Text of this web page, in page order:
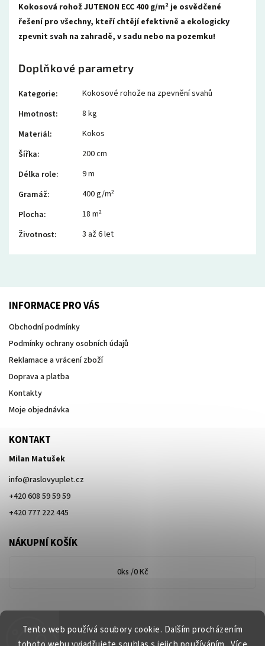
Tento web používá soubory cookie. Dalším procházením
Kokosová rohož JUTENON ECC 400 g/m² je osvědčené
řešení pro všechny, kteří chtějí efektivně a ekologicky
zpevnit svah na zahradě, v sadu nebo na pozemku!
Doplňkové parametry
Kategorie:
Kokosové rohože na zpevnění svahů
Hmotnost:
8 kg
Materiál:
Kokos
Šířka:
200 cm
Délka role:
9 m
Gramáž:
400 g/m²
Plocha:
18 m²
Životnost: 3 až 6 let
INFORMACE PRO VÁS
Obchodní podmínky
Podmínky ochrany osobních údajů
Reklamace a vrácení zboží
Doprava a platba
Kontakty
Moje objednávka
KONTAKT
Milan Matušek
info@raslovyuplet.cz
+420 608 59 59 59
+420 777 222 445
NÁKUPNÍ KOŠÍK
0ks /0 Kč